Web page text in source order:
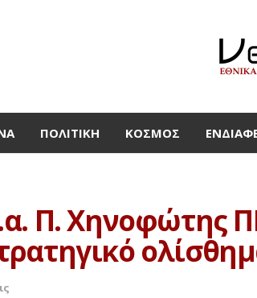
ΠΟΛΙΤΙΚΉ ΚΌΣΜΟΣ
Π. Χηνοφώτης